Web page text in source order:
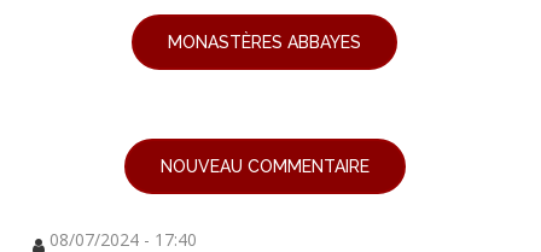
MONASTÈRES ABBAYES
NOUVEAU COMMENTAIRE
08/07/2024 - 17:40